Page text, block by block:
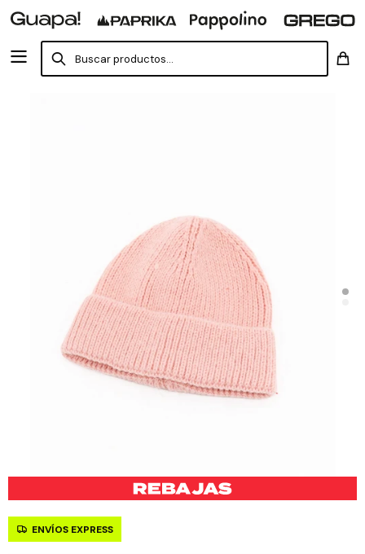
ENVÍOS EXPRESS